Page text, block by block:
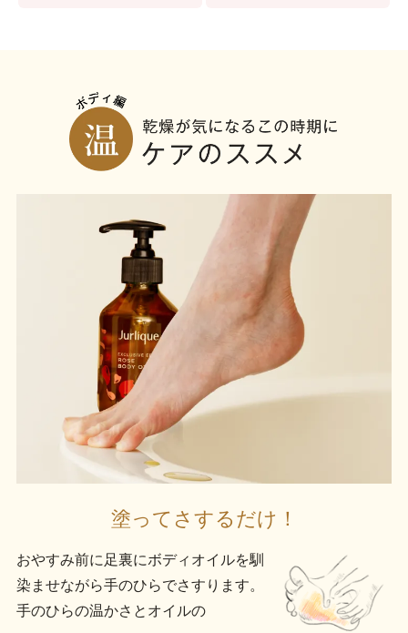
塗ってさするだけ！
おやすみ前に足裏にボディオイルを馴
染ませながら手のひらでさすります。
手のひらの温かさとオイルの